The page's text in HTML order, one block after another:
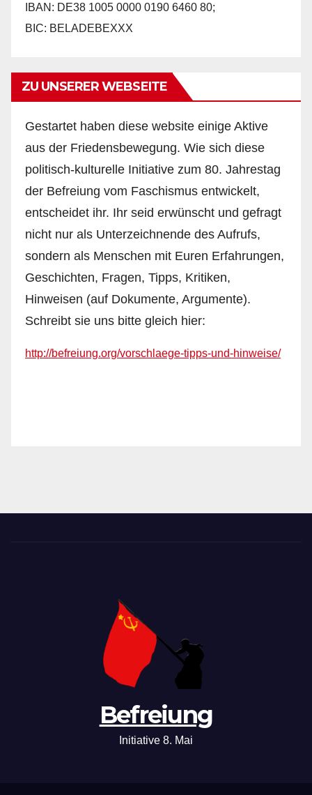
IBAN: DE38 1005 0000 0190 6460 80;
BIC: BELADEBEXXX
ZU UNSERER WEBSEITE
Gestartet haben diese website einige Aktive
aus der Friedensbewegung. Wie sich diese
politisch-kulturelle Initiative zum 80. Jahrestag
der Befreiung vom Faschismus entwickelt,
entscheidet ihr. Ihr seid erwünscht und gefragt
nicht nur als Unterzeichnende des Aufrufs,
sondern als Menschen mit Euren Erfahrungen,
Geschichten, Fragen, Tipps, Kritiken,
Hinweisen (auf Dokumente, Argumente).
Schreibt sie uns bitte gleich hier:
http://befreiung.org/vorschlaege-tipps-und-hinweise/
Befreiung
Initiative 8. Mai